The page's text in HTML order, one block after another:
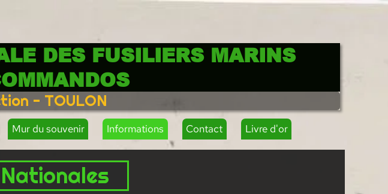
DES FUSILIERS MARINS
- TOULON
Mur du souvenir Informations Contact Livre d'or